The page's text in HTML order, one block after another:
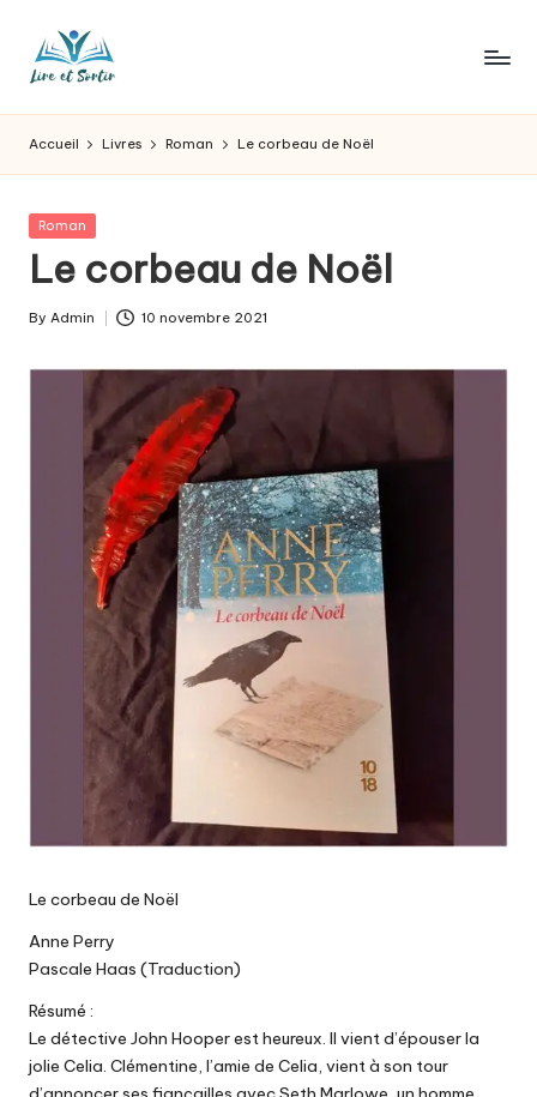
L
ir
e
e
t
s
pour
les
goûts,
des
pour
les
Accueil Livres Roman Le corbeau de Noël
Posted
Roman
Le corbeau de Noël
Posted
By Admin 10 novembre 2021
Le corbeau de Noël
Anne Perry
Pascale Haas (Traduction)
Résumé :
Le détective John Hooper est heureux. Il vient d’épouser la
jolie Celia. Clémentine, l’amie de Celia, vient à son tour